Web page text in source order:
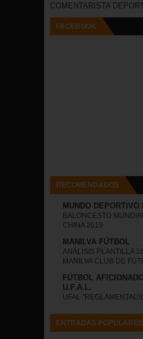
COMENTARISTA
FACEBOOK
RECOMENDADOS
MUNDO
BALONCESTO
CHINA 2019
MANILVA FÚTBOL
ANÁLISIS PLANTILLA
MANILVA CLUB DE
FÚTBOL
U.F.A.L.
UFAL
ENTRADAS POPULARES